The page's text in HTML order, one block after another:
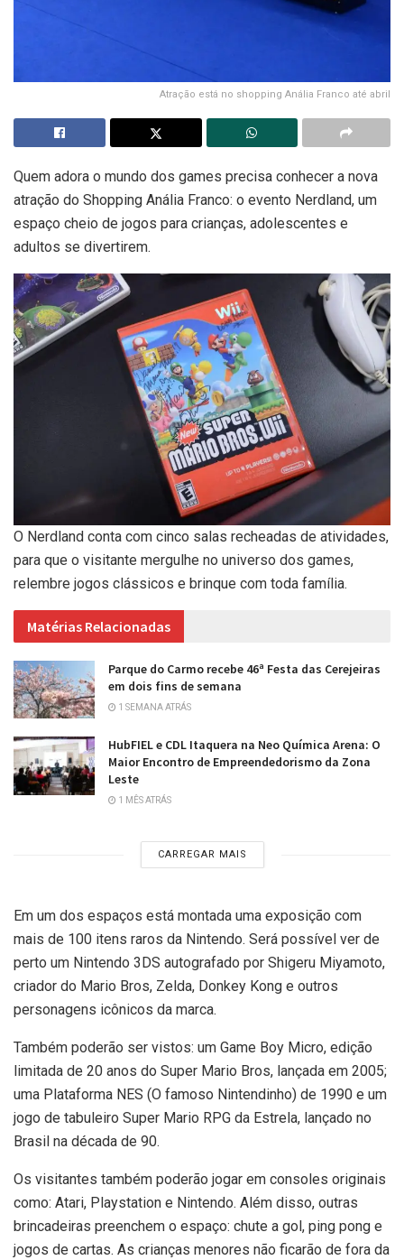
Atração está no shopping Anália Franco até abril
Quem adora o mundo dos games precisa conhecer a nova
atração do Shopping Anália Franco: o evento Nerdland, um
espaço cheio de jogos para crianças, adolescentes e
adultos se divertirem.
O Nerdland conta com cinco salas recheadas de atividades,
para que o visitante mergulhe no universo dos games,
relembre jogos clássicos e brinque com toda família.
Matérias Relacionadas
Parque do Carmo recebe 46ª Festa das Cerejeiras
em dois fins de semana
1 SEMANA ATRÁS
HubFIEL e CDL Itaquera na Neo Química Arena: O
Maior Encontro de Empreendedorismo da Zona
Leste
1 MÊS ATRÁS
CARREGAR MAIS
Em um dos espaços está montada uma exposição com
mais de 100 itens raros da Nintendo. Será possível ver de
perto um Nintendo 3DS autografado por Shigeru Miyamoto,
criador do Mario Bros, Zelda, Donkey Kong e outros
personagens icônicos da marca.
Também poderão ser vistos: um Game Boy Micro, edição
limitada de 20 anos do Super Mario Bros, lançada em 2005;
uma Plataforma NES (O famoso Nintendinho) de 1990 e um
jogo de tabuleiro Super Mario RPG da Estrela, lançado no
Brasil na década de 90.
Os visitantes também poderão jogar em consoles originais
como: Atari, Playstation e Nintendo. Além disso, outras
brincadeiras preenchem o espaço: chute a gol, ping pong e
jogos de cartas. As crianças menores não ficarão de fora da